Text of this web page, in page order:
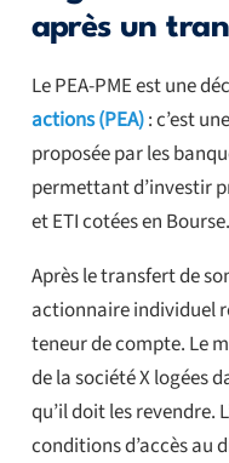
après un
Le PEA-PME est une
actions (PEA): c’est
proposée par les
permettant d’investir
et ETI cotées en Bourse.
Après le transfert de
actionnaire individuel
teneur de compte. Le
de la société X logées
qu’il doit les revendre.
conditions d’accès au